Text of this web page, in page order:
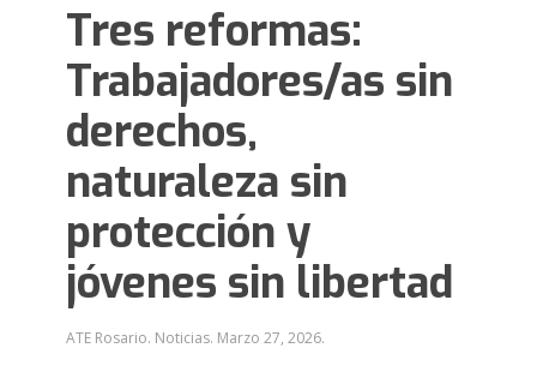
Tres reformas:
Trabajadores/as sin
derechos,
naturaleza sin
protección y
jóvenes sin libertad
ATE Rosario. Noticias. Marzo 27, 2026.